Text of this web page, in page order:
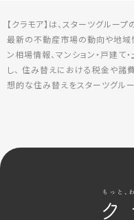
【クラモア】は、スターツグルー
最新の不動産市場の動向や地域
ン相場情報、マンション・戸建て
し、 住み替えにおける税金や諸
想的な住み替えをスターツグルー